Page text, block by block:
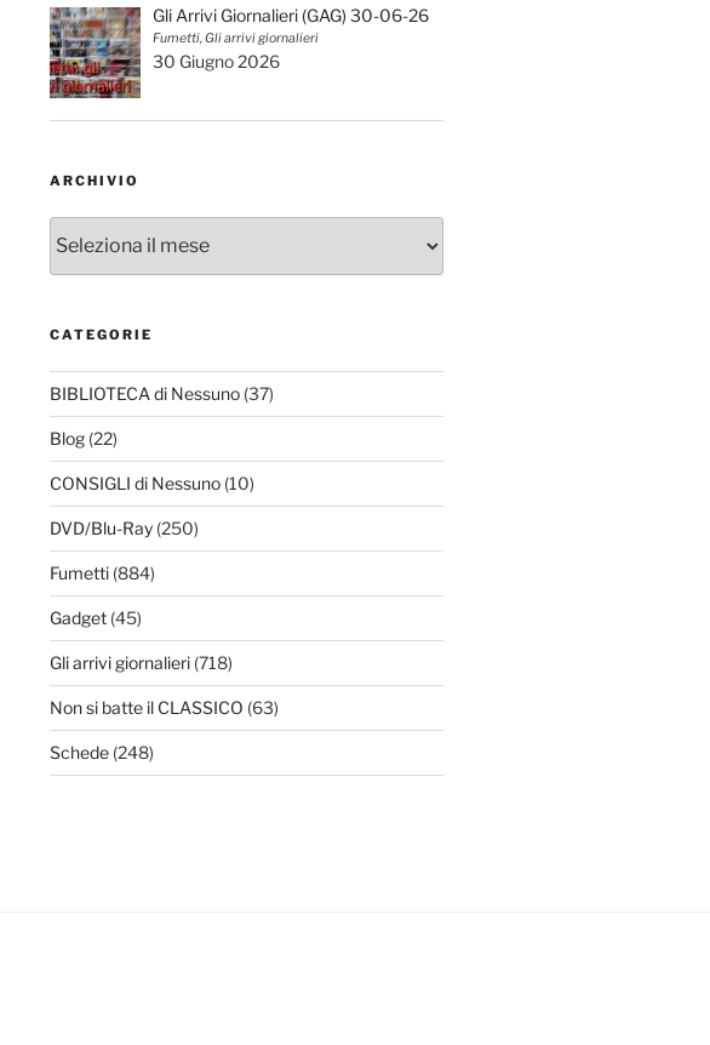
Gli Arrivi Giornalieri (GAG) 30-06-26
Fumetti, Gli arrivi giornalieri
30 Giugno 2026
ARCHIVIO
CATEGORIE
BIBLIOTECA di Nessuno(37)
Blog(22)
CONSIGLI di Nessuno(10)
DVD/Blu-Ray(250)
Fumetti(884)
Gadget(45)
Gli arrivi giornalieri(718)
Non si batte il CLASSICO (63)
Schede(248)